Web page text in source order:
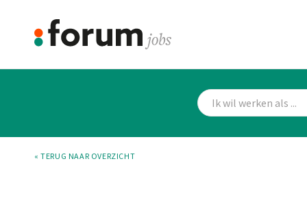
« TERUG NAAR OVERZICHT